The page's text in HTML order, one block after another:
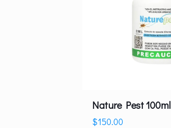
Nature Pest 100ml
$150.00